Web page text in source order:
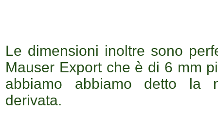
Le dimensioni inoltre sono
Mauser Export che è di 6 mm
abbiamo abbiamo detto la
derivata.